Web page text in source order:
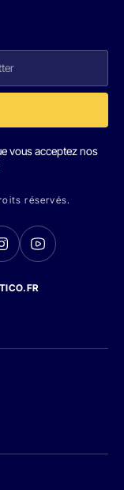
vous acceptez nos
réservés.